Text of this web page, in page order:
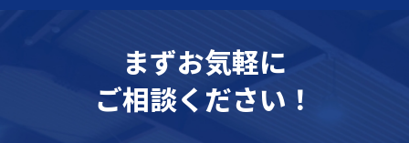
まずお気軽に
ご相談ください！